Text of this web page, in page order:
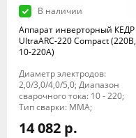
В наличии
Аппарат инверторный КЕДР
UltraARC-220 Compact (220В,
10-220А)
Диаметр электродов:
2,0/3,0/4,0/5,0; Диапазон
сварочного тока: 10 - 220;
Тип сварки: MMA;
14 082 р.